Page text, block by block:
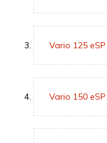
Vario 125 eSP
Vario 150 eSP